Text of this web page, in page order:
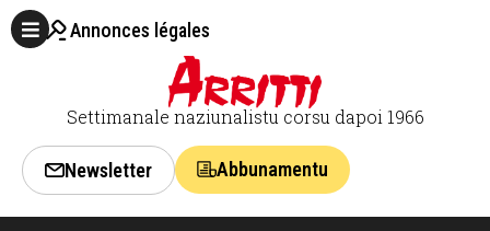
Annonces légales
Settimanale naziunalistu corsu dapoi 1966
Newsletter Abbunamentu